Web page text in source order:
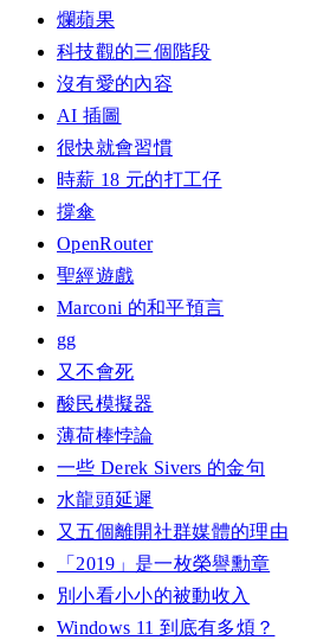
爛蘋果
科技觀的三個階段
沒有愛的內容
AI 插圖
很快就會習慣
時薪 18 元的打工仔
撐傘
OpenRouter
聖經遊戲
Marconi 的和平預言
gg
又不會死
酸民模擬器
薄荷棒悖論
一些 Derek Sivers 的金句
水龍頭延遲
又五個離開社群媒體的理由
「2019」是一枚榮譽勳章
別小看小小的被動收入
Windows 11 到底有多煩？